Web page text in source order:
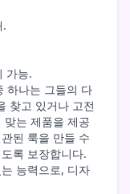
.
가능.
하나는 그들의 다
찾고 있거나 고전
맞는 제품을 제공
된 룩을 만들 수
록 보장합니다.
능력으로, 디자